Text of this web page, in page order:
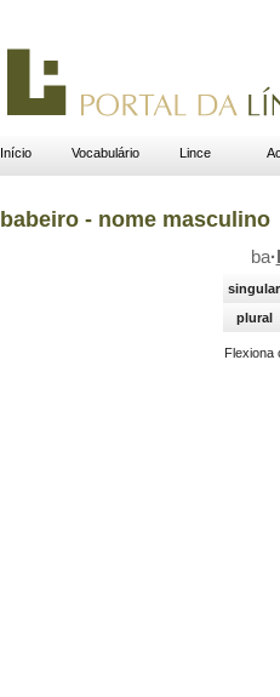
Início Vocabulário Lince
babeiro - nome masculino
ba·
singular
plural
Flexiona